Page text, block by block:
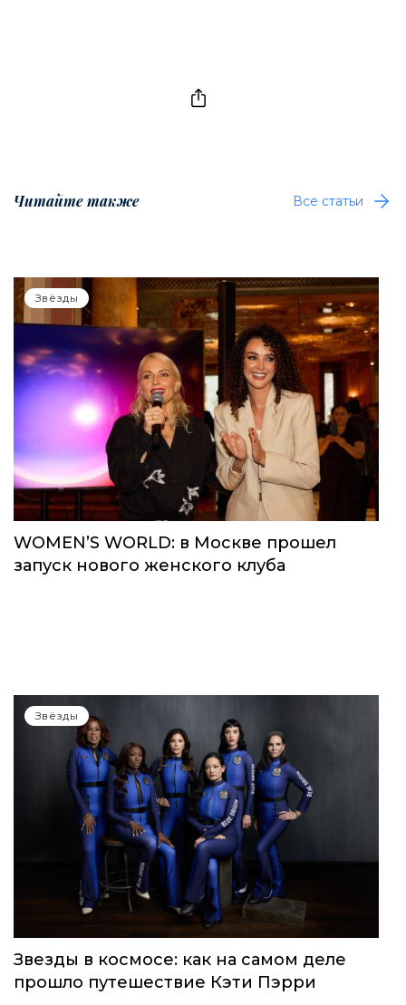
Читайте также Все статьи
Звёзды
WOMEN’S WORLD: в Москве прошел
запуск нового женского клуба
Звёзды